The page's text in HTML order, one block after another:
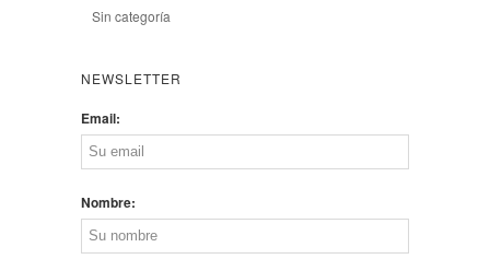
Sin categoría
NEWSLETTER
Email:
Nombre: